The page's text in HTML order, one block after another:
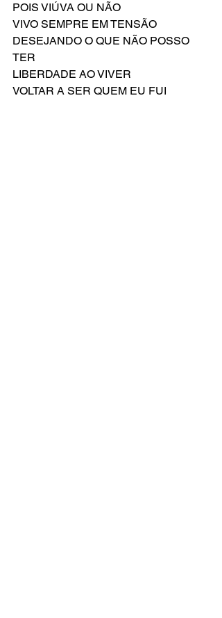
POIS VIÚVA OU NÃO
VIVO SEMPRE EM TENSÃO
DESEJANDO O QUE NÃO POSSO
TER
LIBERDADE AO VIVER
VOLTAR A SER QUEM EU FUI